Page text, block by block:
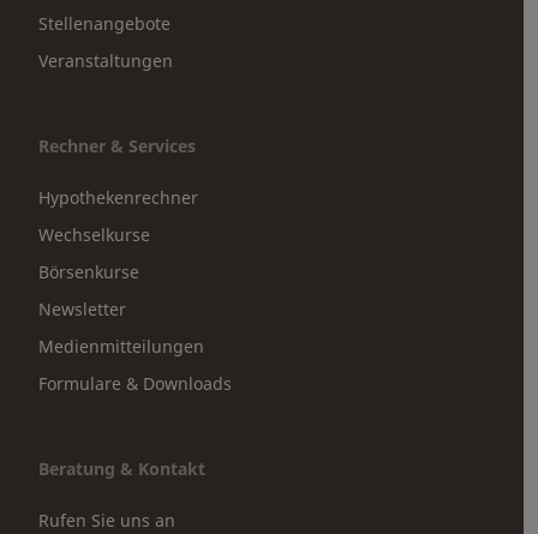
Stellenangebote
Veranstaltungen
Rechner & Services
Hypothekenrechner
Wechselkurse
Börsenkurse
Newsletter
Medienmitteilungen
Formulare & Downloads
Beratung & Kontakt
Rufen Sie uns an